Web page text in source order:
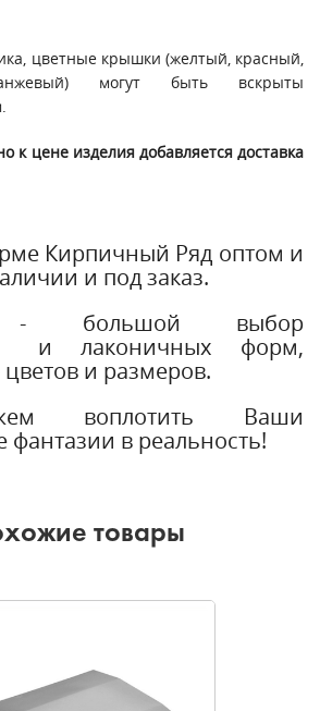
цветные крышки (желтый, красный,
могут быть вскрыты
к цене изделия добавляется доставка
Кирпичный Ряд оптом и
и под заказ.
- большой выбор
и лаконичных форм,
и размеров.
воплотить Ваши
фантазии в реальность!
товары